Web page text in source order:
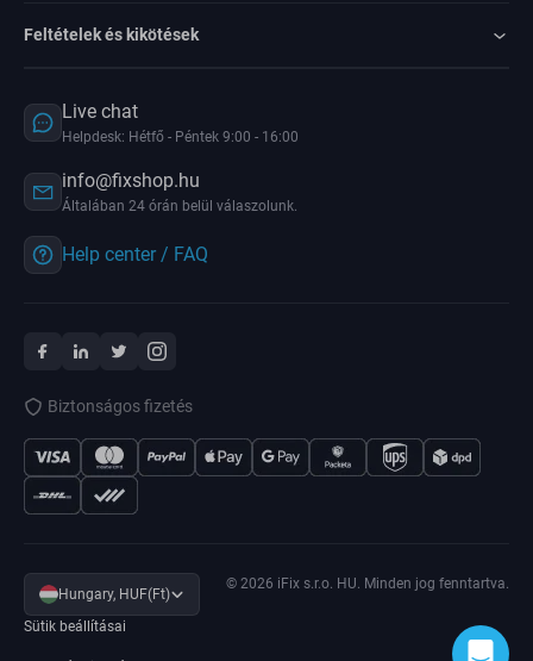
Feltételek és kikötések
Live chat
Helpdesk: Hétfő - Péntek 9:00 - 16:00
info@fixshop.hu
Általában 24 órán belül válaszolunk.
Help center / FAQ
Biztonságos fizetés
Hungary, HUF(Ft)
Sütik beállításai
© 2026 iFix s.r.o. HU. Minden jog fenntartva.